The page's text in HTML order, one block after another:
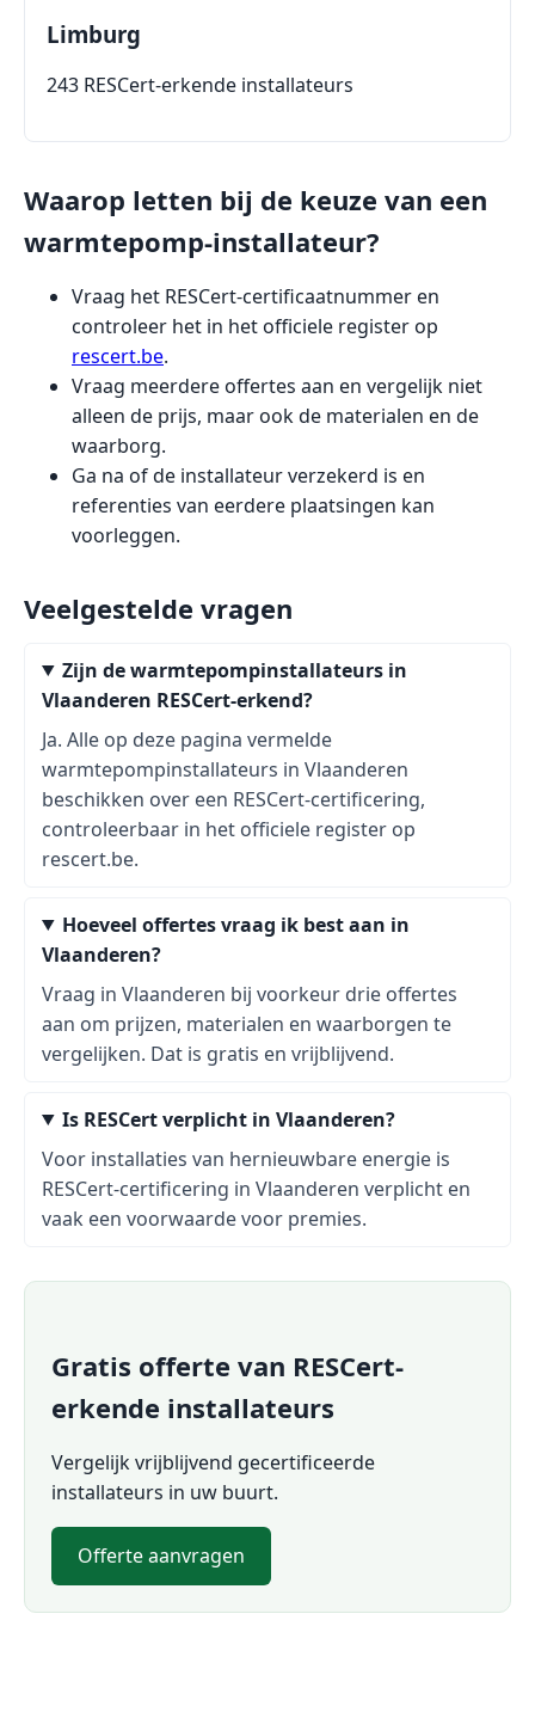
Limburg
243 RESCert-erkende installateurs
Waarop letten bij de keuze van een
warmtepomp-installateur?
Vraag het RESCert-certificaatnummer en
controleer het in het officiele register op
rescert.be.
Vraag meerdere offertes aan en vergelijk niet
alleen de prijs, maar ook de materialen en de
waarborg.
Ga na of de installateur verzekerd is en
referenties van eerdere plaatsingen kan
voorleggen.
Veelgestelde vragen
Zijn de warmtepompinstallateurs in
Vlaanderen RESCert-erkend?
Ja. Alle op deze pagina vermelde
warmtepompinstallateurs in Vlaanderen
beschikken over een RESCert-certificering,
controleerbaar in het officiele register op
rescert.be.
Hoeveel offertes vraag ik best aan in
Vlaanderen?
Vraag in Vlaanderen bij voorkeur drie offertes
aan om prijzen, materialen en waarborgen te
vergelijken. Dat is gratis en vrijblijvend.
Is RESCert verplicht in Vlaanderen?
Voor installaties van hernieuwbare energie is
RESCert-certificering in Vlaanderen verplicht en
vaak een voorwaarde voor premies.
Gratis offerte van RESCert-
erkende installateurs
Vergelijk vrijblijvend gecertificeerde
installateurs in uw buurt.
Offerte aanvragen